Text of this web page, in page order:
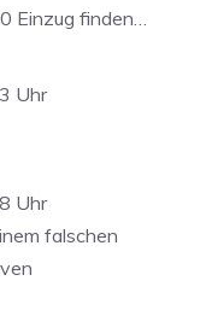
Einzug finden…
Uhr
Uhr
falschen